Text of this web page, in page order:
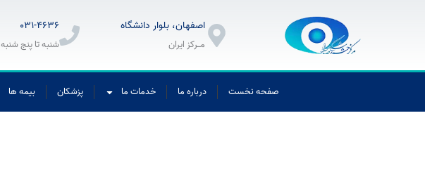
اصفهان، بلوار دانشگاه
مــرکز ایران
۰۳۱-۴۶۳۶
شنبه تا پنج شنبه
صفحه نخست درباره ما خدمات ما پزشکان بیمه ها